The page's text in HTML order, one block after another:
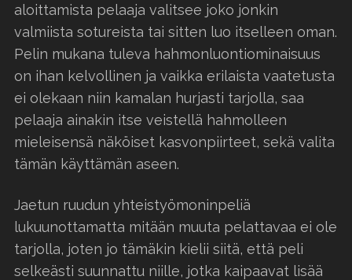
aloittamista pelaaja valitsee joko jonkin
valmiista sotureista tai sitten luo itselleen oman.
Pelin mukana tuleva hahmonluontiominaisuus
on ihan kelvollinen ja vaikka erilaista vaatetusta
ei olekaan niin kamalan hurjasti tarjolla, saa
pelaaja ainakin itse veistellä hahmolleen
mieleisensä näköiset kasvonpiirteet, sekä valita
tämän käyttämän aseen.
Jaetun ruudun yhteistyömoninpeliä
lukuunottamatta mitään muuta pelattavaa ei ole
tarjolla, joten jo tämäkin kielii siitä, että peli
selkeästi suunnattu niille, jotka kaipaavat lisää